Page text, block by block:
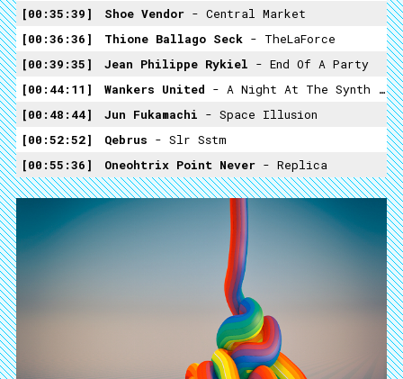
00:35:39
Shoe Vendor - Central Market
00:36:36
Thione Ballago Seck - TheLaForce
00:39:35
Jean Philippe Rykiel - End Of A Party
00:44:11
Wankers United - A Night At The Synth Museum
00:48:44
Jun Fukamachi - Space Illusion
00:52:52
Qebrus - Slr Sstm
00:55:36
Oneohtrix Point Never - Replica